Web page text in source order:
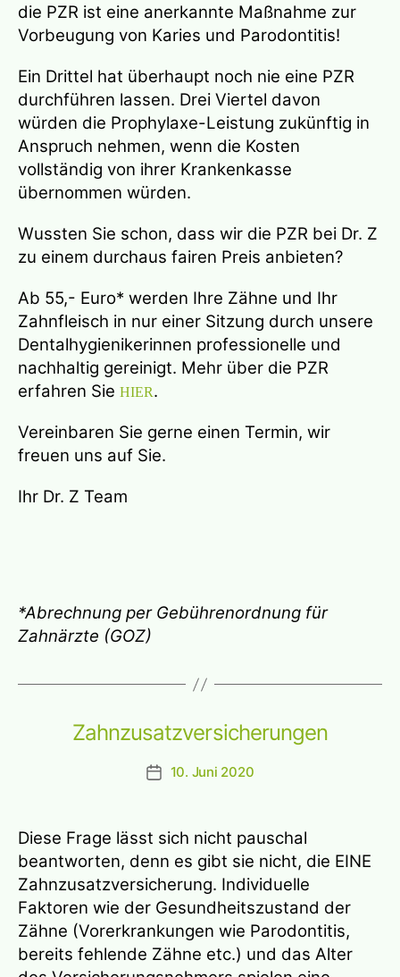
die PZR ist eine anerkannte Maßnahme zur
Vorbeugung von Karies und Parodontitis!
Ein Drittel hat überhaupt noch nie eine PZR
durchführen lassen. Drei Viertel davon
würden die Prophylaxe-Leistung zukünftig in
Anspruch nehmen, wenn die Kosten
vollständig von ihrer Krankenkasse
übernommen würden.
Wussten Sie schon, dass wir die PZR bei Dr. Z
zu einem durchaus fairen Preis anbieten?
Ab 55,- Euro* werden Ihre Zähne und Ihr
Zahnfleisch in nur einer Sitzung durch unsere
Dentalhygienikerinnen professionelle und
nachhaltig gereinigt. Mehr über die PZR
erfahren Sie HIER.
Vereinbaren Sie gerne einen Termin, wir
freuen uns auf Sie.
Ihr Dr. Z Team
*Abrechnung per Gebührenordnung für
Zahnärzte (GOZ)
Zahnzusatzversicherungen
Beitragsdatum
10. Juni 2020
Diese Frage lässt sich nicht pauschal
beantworten, denn es gibt sie nicht, die EINE
Zahnzusatzversicherung. Individuelle
Faktoren wie der Gesundheitszustand der
Zähne (Vorerkrankungen wie Parodontitis,
bereits fehlende Zähne etc.) und das Alter